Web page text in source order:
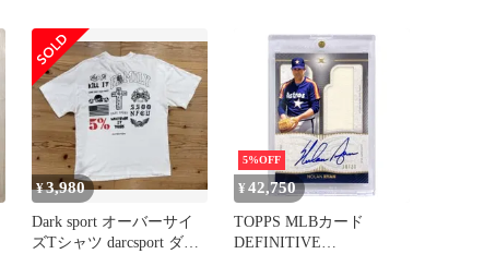
¥3,980
Dark sport オーバーサイ
ズTシャツ darcsport ダル
5%OFF
¥ 42,750
TOPPS MLBカード
DEFINITIVE